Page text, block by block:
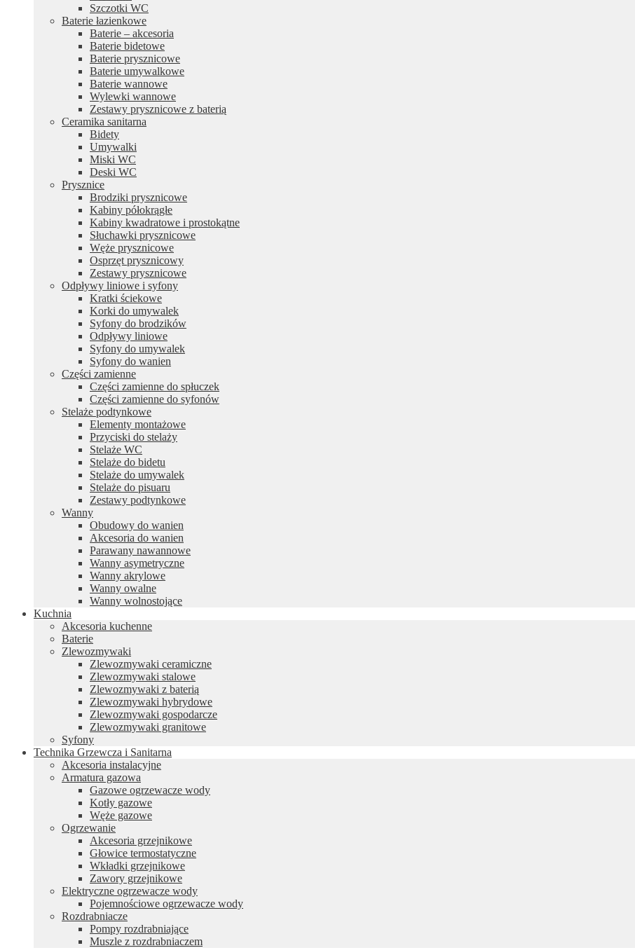
Szczotki WC
Baterie łazienkowe
Baterie – akcesoria
Baterie bidetowe
Baterie prysznicowe
Baterie umywalkowe
Baterie wannowe
Wylewki wannowe
Zestawy prysznicowe z baterią
Ceramika sanitarna
Bidety
Umywalki
Miski WC
Deski WC
Prysznice
Brodziki prysznicowe
Kabiny półokrągłe
Kabiny kwadratowe i prostokątne
Słuchawki prysznicowe
Węże prysznicowe
Osprzęt prysznicowy
Zestawy prysznicowe
Odpływy liniowe i syfony
Kratki ściekowe
Korki do umywalek
Syfony do brodzików
Odpływy liniowe
Syfony do umywalek
Syfony do wanien
Części zamienne
Części zamienne do spłuczek
Części zamienne do syfonów
Stelaże podtynkowe
Elementy montażowe
Przyciski do stelaży
Stelaże WC
Stelaże do bidetu
Stelaże do umywalek
Stelaże do pisuaru
Zestawy podtynkowe
Wanny
Obudowy do wanien
Akcesoria do wanien
Parawany nawannowe
Wanny asymetryczne
Wanny akrylowe
Wanny owalne
Wanny wolnostojące
Kuchnia
Akcesoria kuchenne
Baterie
Zlewozmywaki
Zlewozmywaki ceramiczne
Zlewozmywaki stalowe
Zlewozmywaki z baterią
Zlewozmywaki hybrydowe
Zlewozmywaki gospodarcze
Zlewozmywaki granitowe
Syfony
Technika Grzewcza i Sanitarna
Akcesoria instalacyjne
Armatura gazowa
Gazowe ogrzewacze wody
Kotły gazowe
Węże gazowe
Ogrzewanie
Akcesoria grzejnikowe
Głowice termostatyczne
Wkładki grzejnikowe
Zawory grzejnikowe
Elektryczne ogrzewacze wody
Pojemnościowe ogrzewacze wody
Rozdrabniacze
Pompy rozdrabniające
Muszle z rozdrabniaczem